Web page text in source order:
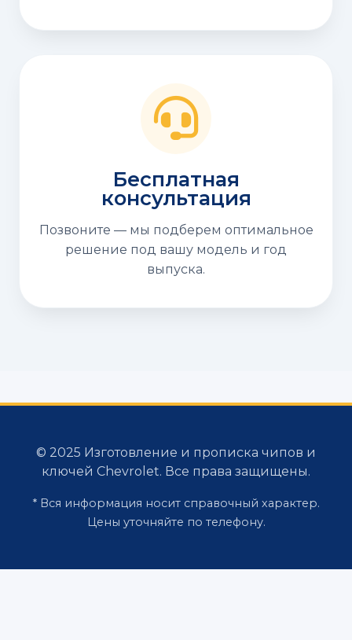
Бесплатная
консультация
Позвоните — мы подберем оптимальное
решение под вашу модель и год
выпуска.
© 2025 Изготовление и прописка чипов и
ключей Chevrolet. Все права защищены.
* Вся информация носит справочный характер.
Цены уточняйте по телефону.